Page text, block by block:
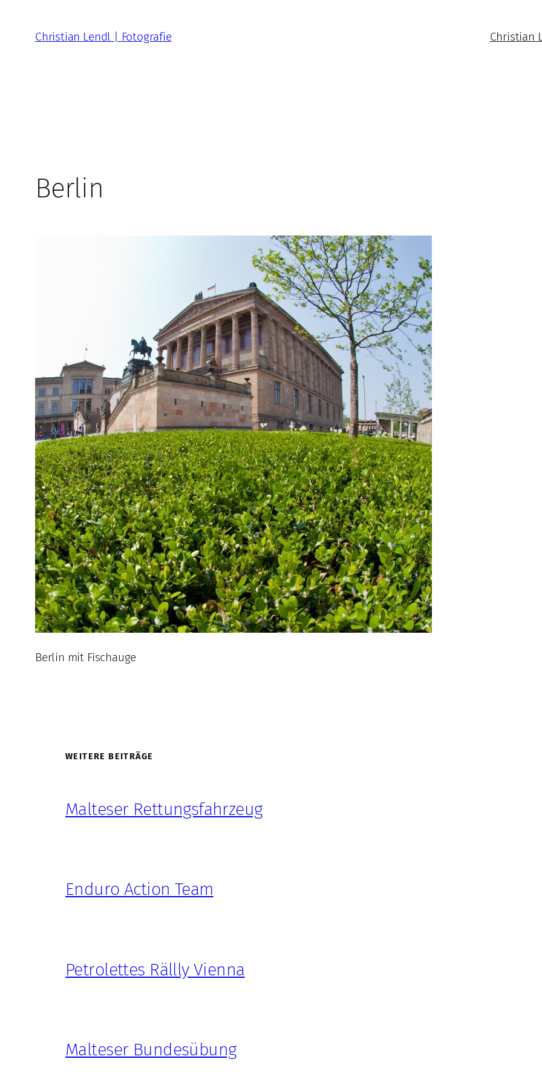
springen
Christian Lendl | Fotografie Christian
Berlin
Berlin mit Fischauge
WEITERE BEITRÄGE
Malteser Rettungsfahrzeug
Enduro Action Team
Petrolettes Rällly Vienna
Malteser Bundesübung